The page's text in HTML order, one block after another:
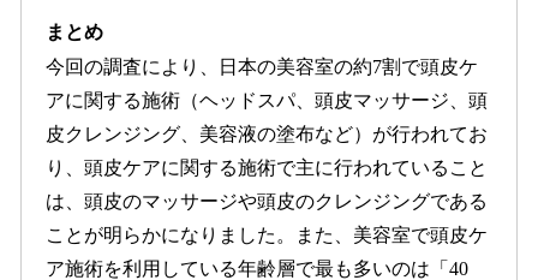
まとめ
今回の調査により、日本の美容室の約7割で頭皮ケ
アに関する施術（ヘッドスパ、頭皮マッサージ、頭
皮クレンジング、美容液の塗布など）が行われてお
り、頭皮ケアに関する施術で主に行われていること
は、頭皮のマッサージや頭皮のクレンジングである
ことが明らかになりました。また、美容室で頭皮ケ
ア施術を利用している年齢層で最も多いのは「40